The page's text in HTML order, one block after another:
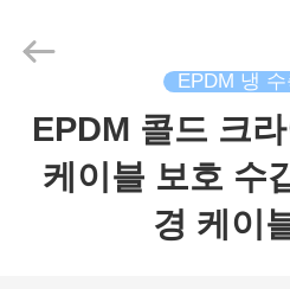
2026
HENGYANG
Reserved.
EPDM 냉
EPDM 콜드 크
케이블 보호 수
경 케이